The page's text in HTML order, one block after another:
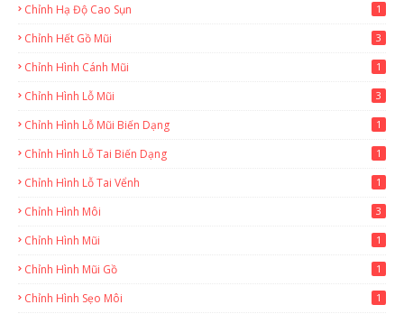
Chỉnh Hạ Độ Cao Sụn 1
Chỉnh Hết Gồ Mũi 3
Chỉnh Hình Cánh Mũi 1
Chỉnh Hình Lỗ Mũi 3
Chỉnh Hình Lỗ Mũi Biến Dạng 1
Chỉnh Hình Lỗ Tai Biến Dạng 1
Chỉnh Hình Lỗ Tai Vểnh 1
Chỉnh Hình Môi 3
Chỉnh Hình Mũi 1
Chỉnh Hình Mũi Gồ 1
Chỉnh Hình Sẹo Môi 1